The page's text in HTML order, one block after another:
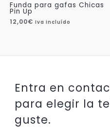
Funda para gafas Chicas
Pin Up
12,00€ Iva incluído
Entra en
para elegir la
guste.